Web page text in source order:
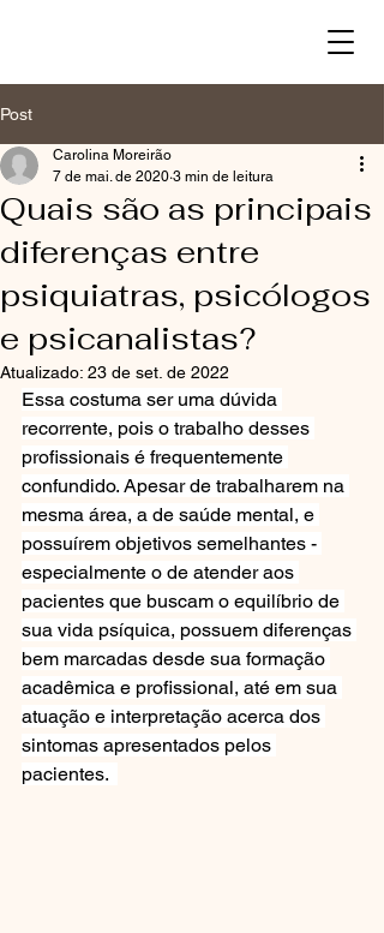
Post
Quais são as principais
diferenças entre
psiquiatras, psicólogos
e psicanalistas?
Carolina Moreirão
7 de mai. de 2020 3 min de leitura
Atualizado: 23 de set. de 2022
Essa costuma ser uma dúvida
recorrente, pois o trabalho desses
profissionais é frequentemente
confundido. Apesar de trabalharem na
mesma área, a de saúde mental, e
possuírem objetivos semelhantes -
especialmente o de atender aos
pacientes que buscam o equilíbrio de
sua vida psíquica, possuem diferenças
bem marcadas desde sua formação
acadêmica e profissional, até em sua
atuação e interpretação acerca dos
sintomas apresentados pelos
pacientes.